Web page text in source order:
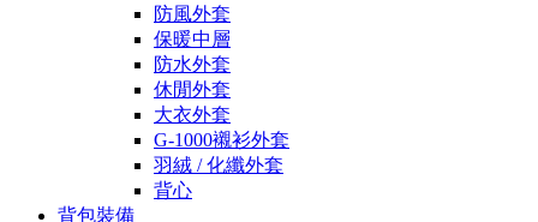
防風外套
保暖中層
防水外套
休閒外套
大衣外套
G-1000襯衫外套
羽絨 / 化纖外套
背心
背包裝備